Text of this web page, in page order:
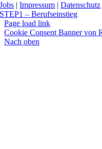
Jobs |Impressum |Datenschutz
STEP1 – Berufseinstieg
Page load link
Cookie Consent Banner von
Nach oben